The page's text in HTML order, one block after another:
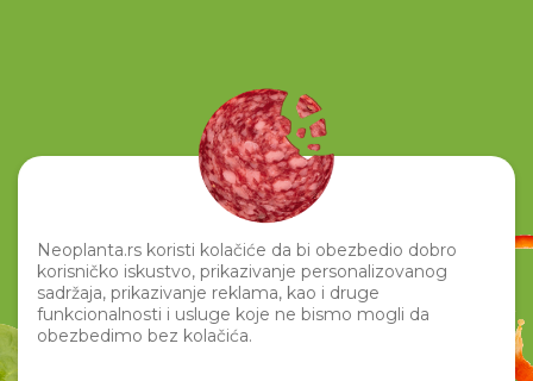
Neoplanta.rs koristi kolačiće da bi obezbedio dobro
korisničko iskustvo, prikazivanje personalizovanog
sadržaja, prikazivanje reklama, kao i druge
funkcionalnosti i usluge koje ne bismo mogli da
obezbedimo bez kolačića.